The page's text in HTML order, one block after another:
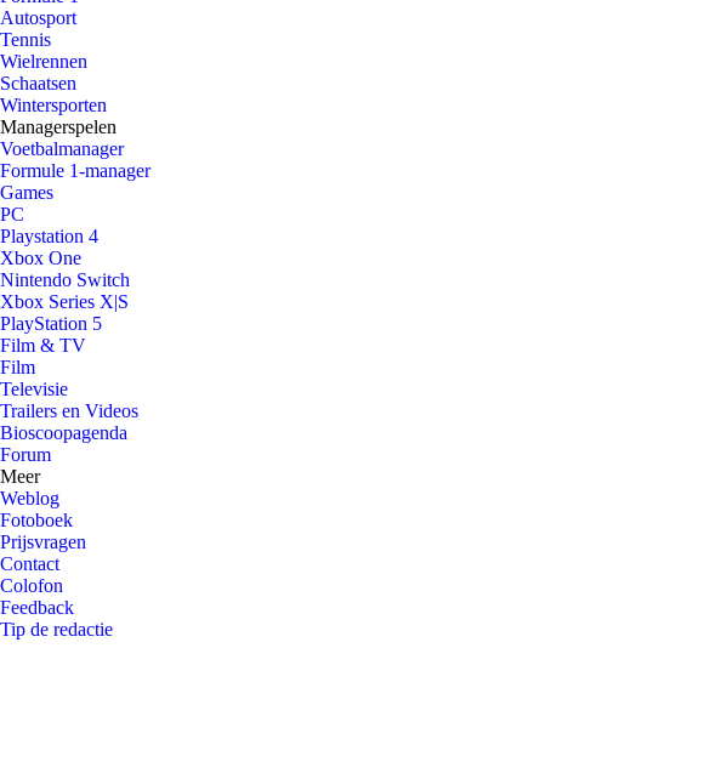
Autosport
Tennis
Wielrennen
Schaatsen
Wintersporten
Managerspelen
Voetbalmanager
Formule 1-manager
Games
PC
Playstation 4
Xbox One
Nintendo Switch
Xbox Series X|S
PlayStation 5
Film & TV
Film
Televisie
Trailers en Videos
Bioscoopagenda
Forum
Meer
Weblog
Fotoboek
Prijsvragen
Contact
Colofon
Feedback
Tip de redactie